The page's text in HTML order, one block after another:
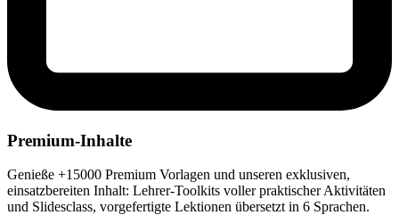
Premium-Inhalte
Genieße +15000 Premium Vorlagen und unseren exklusiven,
einsatzbereiten Inhalt: Lehrer-Toolkits voller praktischer Aktivitäten
und Slidesclass, vorgefertigte Lektionen übersetzt in 6 Sprachen.